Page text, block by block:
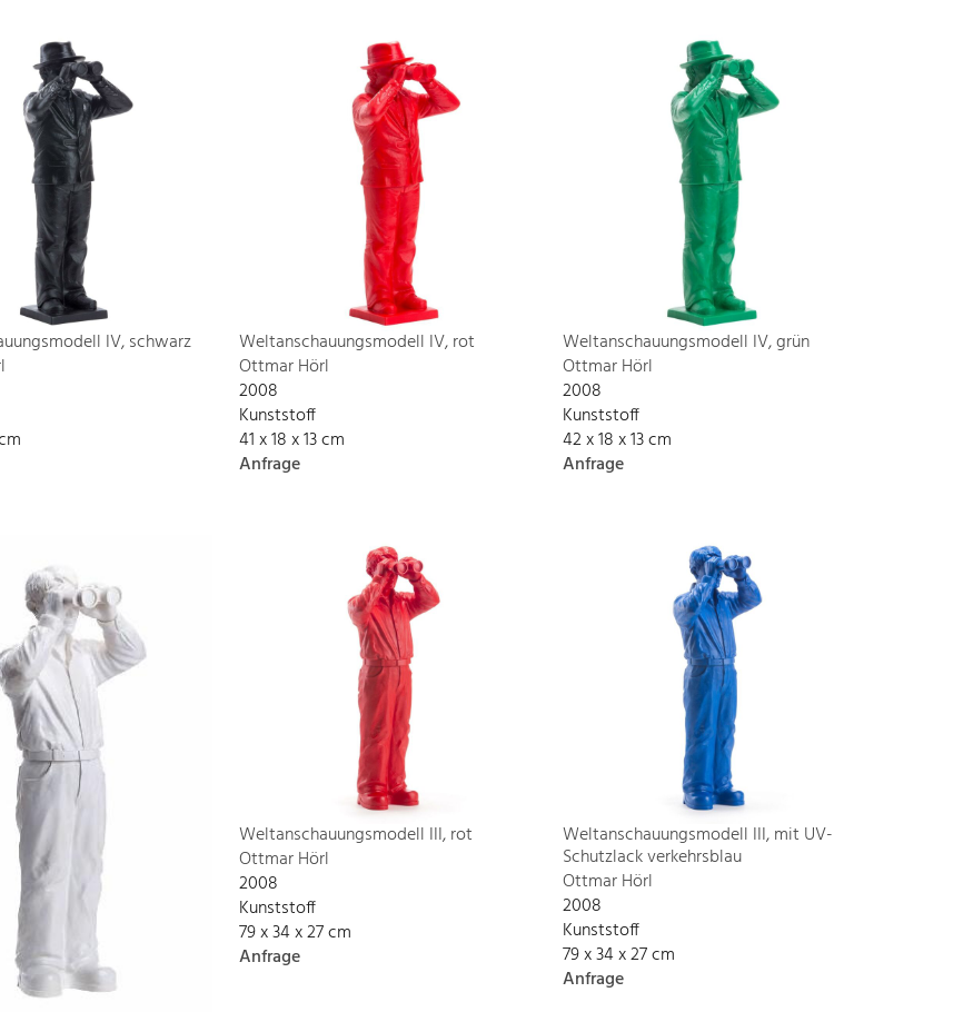
IV, schwarz
Weltanschauungsmodell IV, rot
Ottmar Hörl
2008
Kunststoff
41 x 18 x 13 cm
Anfrage
Weltanschauungsmodell IV, grün
Ottmar Hörl
2008
Kunststoff
42 x 18 x 13 cm
Anfrage
Weltanschauungsmodell III, rot
Ottmar Hörl
2008
Kunststoff
79 x 34 x 27 cm
Anfrage
Weltanschauungsmodell III, mit UV-
Schutzlack verkehrsblau
Ottmar Hörl
2008
Kunststoff
79 x 34 x 27 cm
Anfrage